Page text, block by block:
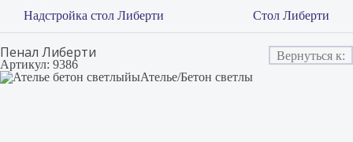
Надстройка стол Либерти
Стол Либерти
Вернуться к:
Пенал Либерти
Артикул: 9386
Ателье/Бетон светлы